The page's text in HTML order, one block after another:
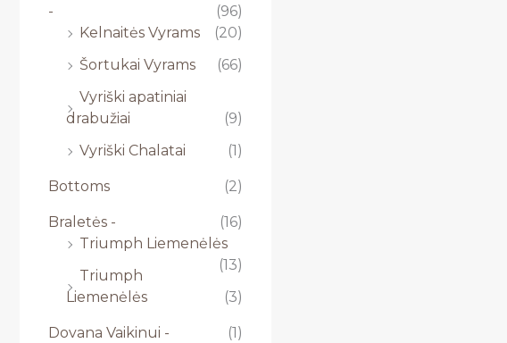
-
(96)
Kelnaitės Vyrams
(20)
Šortukai Vyrams
(66)
Vyriški apatiniai
drabužiai
(9)
Vyriški Chalatai
(1)
Bottoms (2)
Braletės -
(16)
Triumph Liemenėlės
(13)
Triumph
Liemenėlės
(3)
Dovana Vaikinui -
(1)